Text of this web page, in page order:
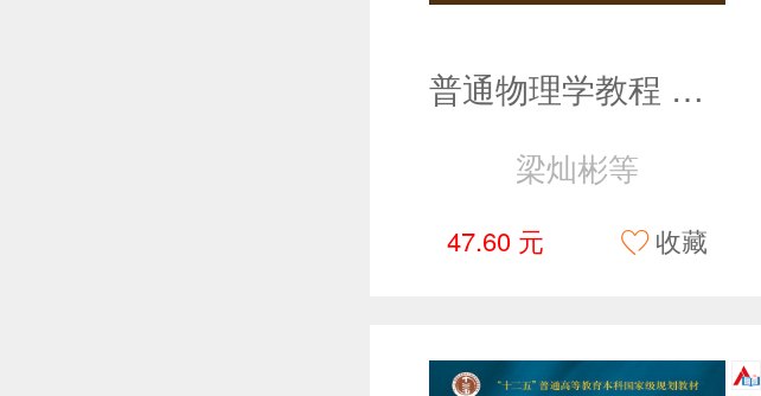
普通物理学教程 电磁学（第四版）
梁灿彬等
47.60 元 收藏